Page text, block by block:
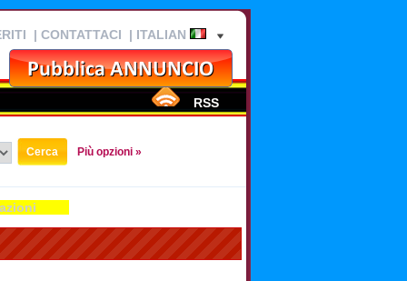
| CONTATTACI | ITALIAN
RSS
Più opzioni »